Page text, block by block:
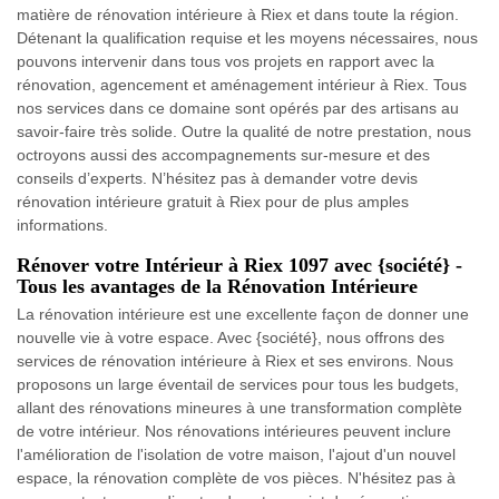
matière de rénovation intérieure à Riex et dans toute la région.
Détenant la qualification requise et les moyens nécessaires, nous
pouvons intervenir dans tous vos projets en rapport avec la
rénovation, agencement et aménagement intérieur à Riex. Tous
nos services dans ce domaine sont opérés par des artisans au
savoir-faire très solide. Outre la qualité de notre prestation, nous
octroyons aussi des accompagnements sur-mesure et des
conseils d’experts. N’hésitez pas à demander votre devis
rénovation intérieure gratuit à Riex pour de plus amples
informations.
Rénover votre Intérieur à Riex 1097 avec {société} -
Tous les avantages de la Rénovation Intérieure
La rénovation intérieure est une excellente façon de donner une
nouvelle vie à votre espace. Avec {société}, nous offrons des
services de rénovation intérieure à Riex et ses environs. Nous
proposons un large éventail de services pour tous les budgets,
allant des rénovations mineures à une transformation complète
de votre intérieur. Nos rénovations intérieures peuvent inclure
l'amélioration de l'isolation de votre maison, l'ajout d'un nouvel
espace, la rénovation complète de vos pièces. N'hésitez pas à